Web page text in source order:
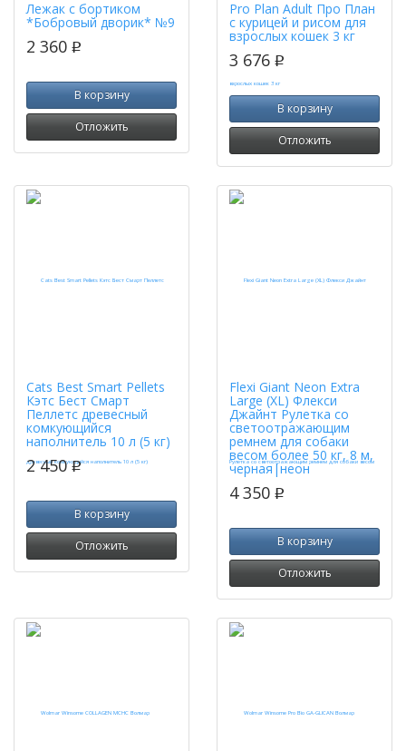
Лежак с бортиком
*Бобровый дворик* №9
2 360 p
В корзину
Отложить
Pro Plan Adult Про План
с курицей и рисом для
взрослых кошек 3 кг
3 676 p
В корзину
Отложить
Cats Best Smart Pellets
Кэтс Бест Смарт
Пеллетс древесный
комкующийся
наполнитель 10 л (5 кг)
2 450p
В корзину
Отложить
Flexi Giant Neon Extra
Large (XL) Флекси
Джайнт Рулетка со
светоотражающим
ремнем для собаки
весом более 50 кг, 8 м,
черная|неон
4 350 p
В корзину
Отложить